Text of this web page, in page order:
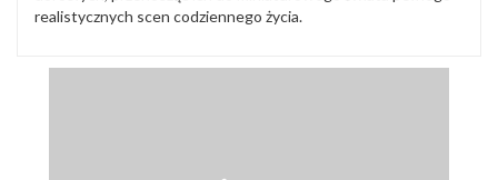
realistycznych scen codziennego życia.